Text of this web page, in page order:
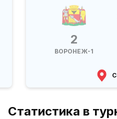
2
ВОРОНЕЖ-1
Статистика в